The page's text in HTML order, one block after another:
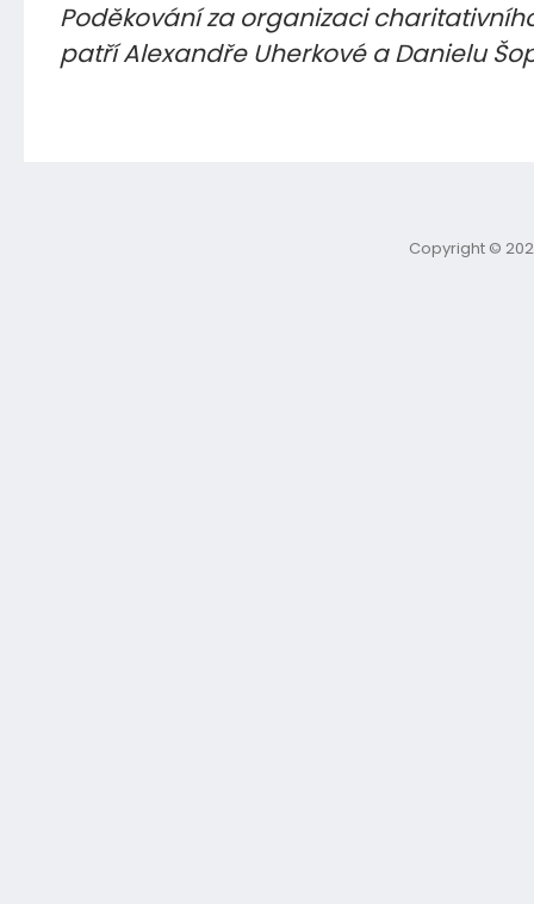
Poděkování za organizaci
patří Alexandře Uherkové a Danielu
Copyright ©